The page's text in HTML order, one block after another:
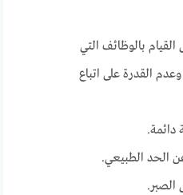
بالوظائف التي
القدرة على اتباع
الحد الطبيعي.
الصبر.